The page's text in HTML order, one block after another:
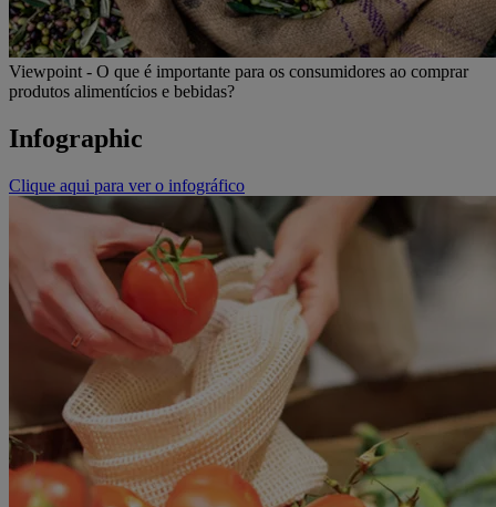
Viewpoint - O que é importante para os consumidores ao comprar
produtos alimentícios e bebidas?
Infographic
Clique aqui para ver o infográfico